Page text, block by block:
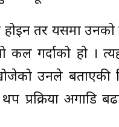
होइन तर यसमा
कल गर्दाको हो ।
खोजेको उनले
अगाडि